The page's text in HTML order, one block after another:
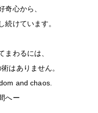
奇心から、
続けています。
まわるには、
はありません。
and chaos.
へー